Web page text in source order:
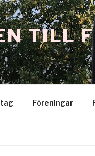
TILL
Föreningar